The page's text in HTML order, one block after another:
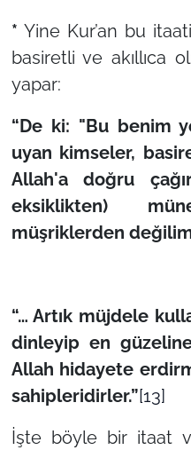
* Yine Kur’an bu
basiretli ve akıllıca
yapar:
“De ki: "Bu benim
uyan kimseler,
Allah'a doğru
eksiklikten)
müşriklerden
“… Artık müjdele
dinleyip en
Allah hidayete
sahipleridirler.”[13]
İşte böyle bir itaat